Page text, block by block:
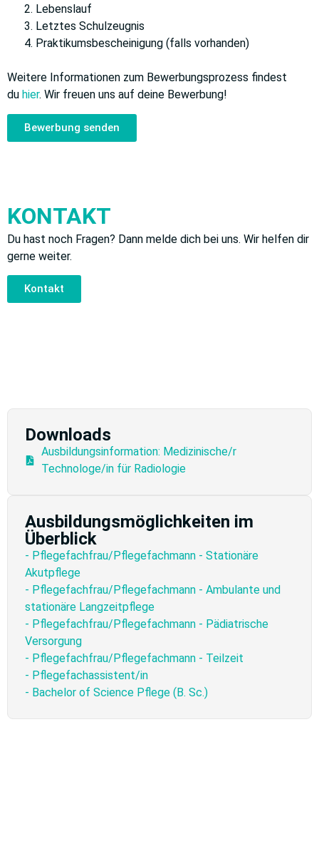
Lebenslauf
Letztes Schulzeugnis
Praktikumsbescheinigung (falls vorhanden)
Weitere Informationen zum Bewerbungsprozess findest
du hier. Wir freuen uns auf deine Bewerbung!
Bewerbung senden
KONTAKT
Du hast noch Fragen? Dann melde dich bei uns. Wir helfen dir
gerne weiter.
Kontakt
Downloads
Ausbildungsinformation: Medizinische/r
Technologe/in für Radiologie
Ausbildungsmöglichkeiten im
Überblick
- Pflegefachfrau/Pflegefachmann - Stationäre
Akutpflege
- Pflegefachfrau/Pflegefachmann - Ambulante und
stationäre Langzeitpflege
- Pflegefachfrau/Pflegefachmann - Pädiatrische
Versorgung
- Pflegefachfrau/Pflegefachmann - Teilzeit
- Pflegefachassistent/in
- Bachelor of Science Pflege (B. Sc.)